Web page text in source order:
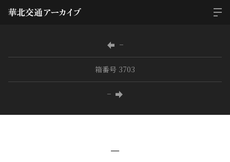
−
箱番号 3703
−
−